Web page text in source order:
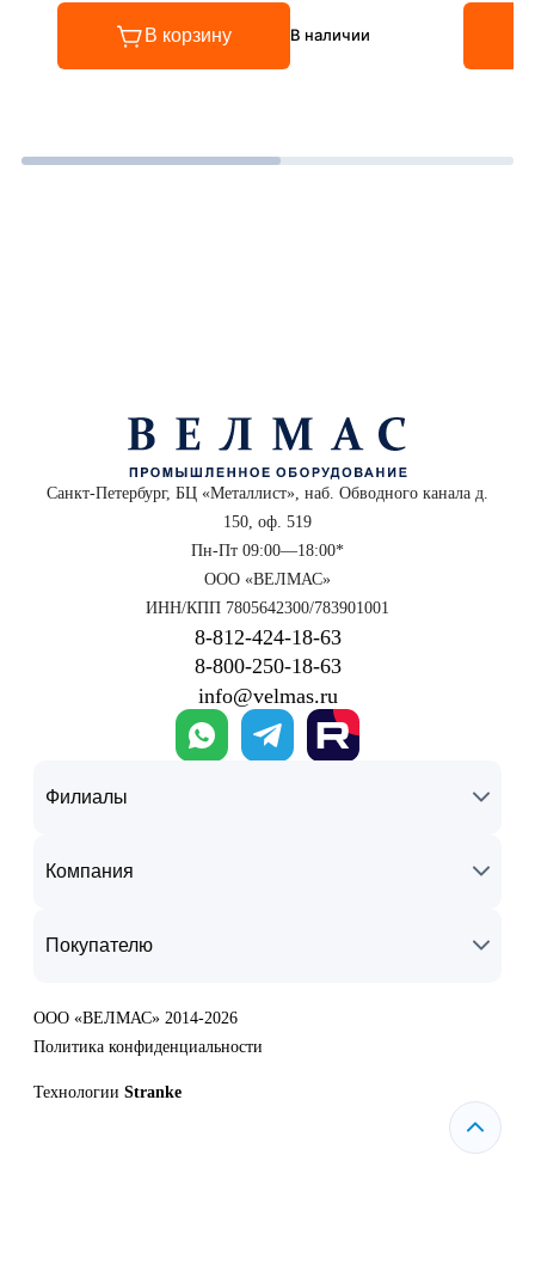
В корзину В наличии
Санкт-Петербург, БЦ «Металлист», наб. Обводного канала д.
150, оф. 519
Пн-Пт 09:00—18:00*
ООО «ВЕЛМАС»
ИНН/КПП 7805642300/783901001
8‑812‑424‑18‑63
8‑800‑250‑18‑63
info@velmas.ru
Филиалы
Компания
Покупателю
ООО «ВЕЛМАС» 2014-2026
Политика конфиденциальности
Технологии Stranke